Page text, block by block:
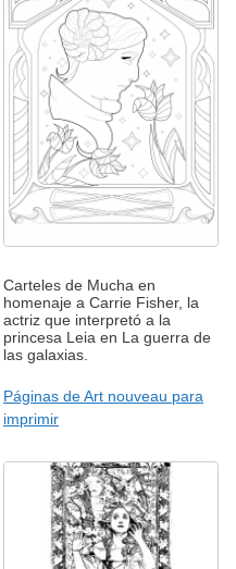
Carteles de Mucha en
homenaje a Carrie Fisher, la
actriz que interpretó a la
princesa Leia en La guerra de
las galaxias.
Páginas de Art nouveau para
imprimir